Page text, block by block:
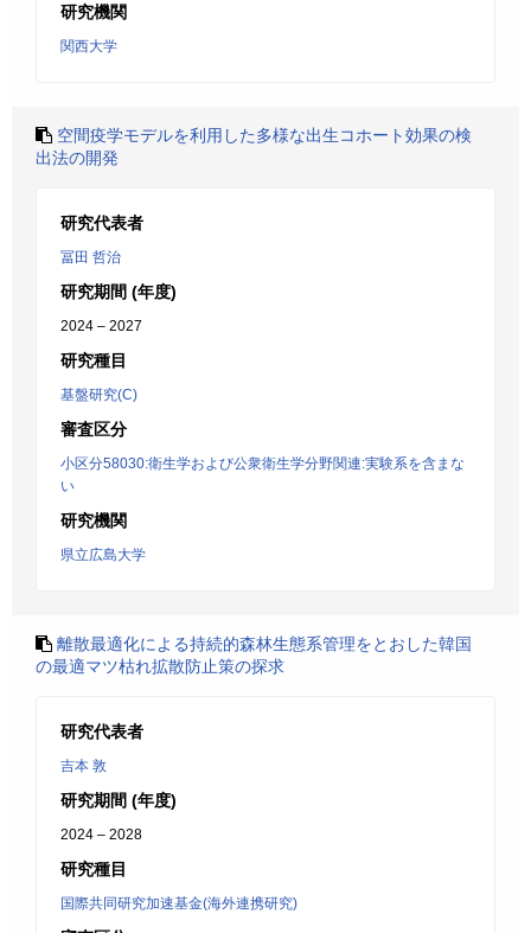
研究機関
関西大学
空間疫学モデルを利用した多様な出生コホート効果の検
出法の開発
研究代表者
冨田 哲治
研究期間 (年度)
2024 – 2027
研究種目
基盤研究(C)
審査区分
小区分58030:衛生学および公衆衛生学分野関連:実験系を含まな
い
研究機関
県立広島大学
離散最適化による持続的森林生態系管理をとおした韓国
の最適マツ枯れ拡散防止策の探求
研究代表者
吉本 敦
研究期間 (年度)
2024 – 2028
研究種目
国際共同研究加速基金(海外連携研究)